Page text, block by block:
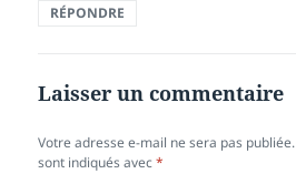
RÉPONDRE
Laisser un commentaire
Votre adresse e-mail ne sera pas publiée.
sont indiqués avec*